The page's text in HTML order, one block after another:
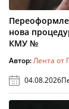
нова
КМУ №
Автор:Лента от
04.08.2026